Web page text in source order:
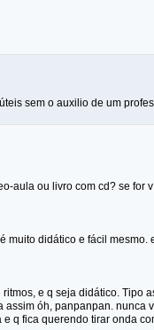
sem o auxilio de um
aula ou livro com cd? se for
muito didático e fácil
e q seja didático. Tipo
óh, panpanpan. nunca
q fica querendo tirar onda